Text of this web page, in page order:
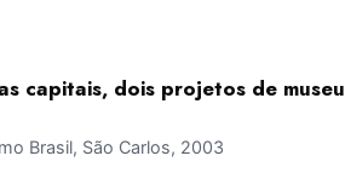
capitais, dois projetos de museu
Brasil, São Carlos, 2003